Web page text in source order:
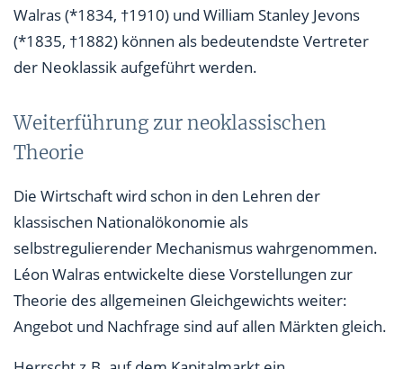
Walras (*1834, †1910) und William Stanley Jevons
(*1835, †1882) können als bedeutendste Vertreter
der Neoklassik aufgeführt werden.
Weiterführung zur neoklassischen
Theorie
Die Wirtschaft wird schon in den Lehren der
klassischen Nationalökonomie als
selbstregulierender Mechanismus wahrgenommen.
Léon Walras entwickelte diese Vorstellungen zur
Theorie des allgemeinen Gleichgewichts weiter:
Angebot und Nachfrage sind auf allen Märkten gleich.